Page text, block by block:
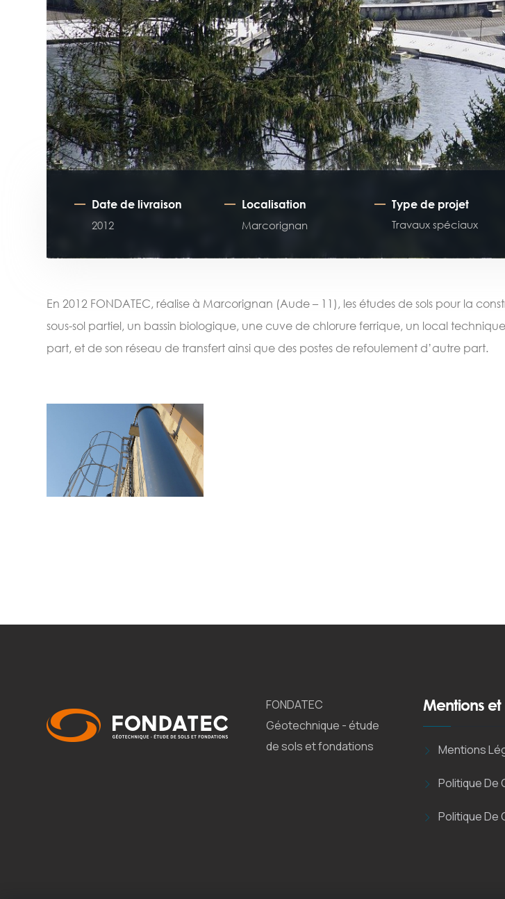
Date de livraison
2012
Localisation
Marcorignan
Type de projet
Travaux spéciaux
En 2012 FONDATEC, réalise à Marcorignan (Aude – 11), les études de sols pour la
sous-sol partiel, un bassin biologique, une cuve de chlorure ferrique, un local
part, et de son réseau de transfert ainsi que des postes de refoulement d’autre part.
FONDATEC
Géotechnique - étude
de sols et fondations
Mentions
Mentions
Politique De
Politique De